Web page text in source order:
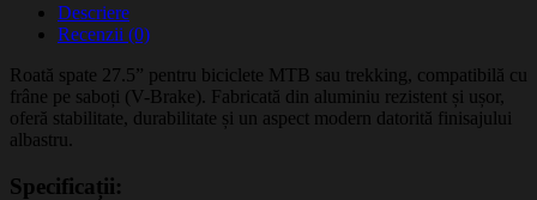
Descriere
Recenzii (0)
Roată spate 27.5” pentru biciclete MTB sau trekking, compatibilă cu
frâne pe saboți (V-Brake). Fabricată din aluminiu rezistent și ușor,
oferă stabilitate, durabilitate și un aspect modern datorită finisajului
albastru.
Specificații: